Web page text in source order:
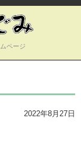
ページ
2022年8月27日